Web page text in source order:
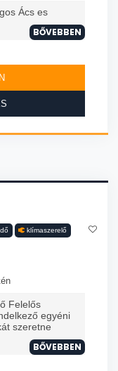
Ács es
BŐVEBBEN
klímaszerelő
Felelős
egyéni
szeretne
BŐVEBBEN